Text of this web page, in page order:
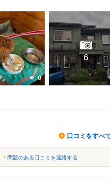
0
6
口コミをすべ
問題のある口コミを連絡する